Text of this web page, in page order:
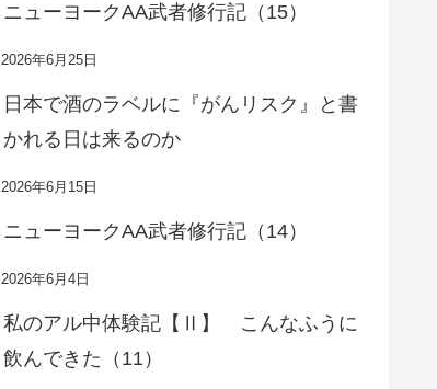
ニューヨークAA武者修行記（15）
2026年6月25日
日本で酒のラベルに『がんリスク』と書
かれる日は来るのか
2026年6月15日
ニューヨークAA武者修行記（14）
2026年6月4日
私のアル中体験記【Ⅱ】 こんなふうに
飲んできた（11）